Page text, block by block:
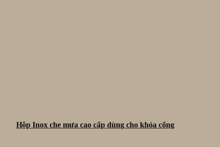
Hộp Inox che mưa cao cấp dùng cho khóa cổng